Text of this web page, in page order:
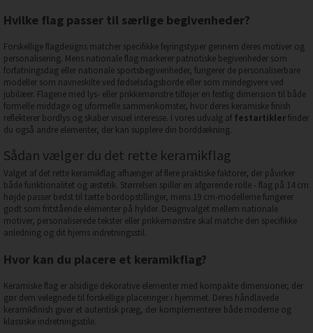
Hvilke flag passer til særlige begivenheder?
Forskellige flagdesigns matcher specifikke fejringstyper gennem deres motiver og
personalisering. Mens nationale flag markerer patriotiske begivenheder som
forfatningsdag eller nationale sportsbegivenheder, fungerer de personaliserbare
modeller som navneskilte ved fødselsdagsborde eller som mindegivere ved
jubilæer. Flagene med lys- eller prikkemønstre tilføjer en festlig dimension til både
formelle middage og uformelle sammenkomster, hvor deres keramiske finish
reflekterer bordlys og skaber visuel interesse. I vores udvalg af festartiklerfinder
du også andre elementer, der kan supplere din borddækning.
Sådan vælger du det rette keramikflag
Valget af det rette keramikflag afhænger af flere praktiske faktorer, der påvirker
både funktionalitet og æstetik. Størrelsen spiller en afgørende rolle - flag på 14 cm
højde passer bedst til tætte bordopstillinger, mens 19 cm-modellerne fungerer
godt som fritstående elementer på hylder. Designvalget mellem nationale
motiver, personaliserede tekster eller prikkemønstre skal matche den specifikke
anledning og dit hjems indretningsstil.
Hvor kan du placere et keramikflag?
Keramiske flag er alsidige dekorative elementer med kompakte dimensioner, der
gør dem velegnede til forskellige placeringer i hjemmet. Deres håndlavede
keramikfinish giver et autentisk præg, der komplementerer både moderne og
klassiske indretningsstile.